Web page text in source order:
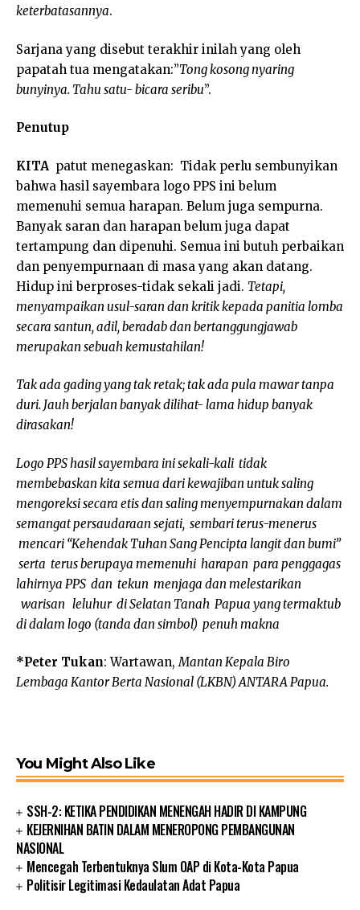
keterbatasannya.
Sarjana yang disebut terakhir inilah yang oleh
papatah tua mengatakan:”Tong kosong nyaring
bunyinya. Tahu satu- bicara seribu”.
Penutup
KITA patut menegaskan: Tidak perlu sembunyikan
bahwa hasil sayembara logo PPS ini belum
memenuhi semua harapan. Belum juga sempurna.
Banyak saran dan harapan belum juga dapat
tertampung dan dipenuhi. Semua ini butuh perbaikan
dan penyempurnaan di masa yang akan datang.
Hidup ini berproses-tidak sekali jadi. Tetapi,
menyampaikan usul-saran dan kritik kepada panitia lomba
secara santun, adil, beradab dan bertanggungjawab
merupakan sebuah kemustahilan!
Tak ada gading yang tak retak; tak ada pula mawar tanpa
duri. Jauh berjalan banyak dilihat- lama hidup banyak
dirasakan!
Logo PPS hasil sayembara ini sekali-kali tidak
membebaskan kita semua dari kewajiban untuk saling
mengoreksi secara etis dan saling menyempurnakan dalam
semangat persaudaraan sejati, sembari terus-menerus
mencari “Kehendak Tuhan Sang Pencipta langit dan bumi”
serta terus berupaya memenuhi harapan para penggagas
lahirnya PPS dan tekun menjaga dan melestarikan
warisan leluhur di Selatan Tanah Papua yang termaktub
di dalam logo (tanda dan simbol) penuh makna
*Peter Tukan: Wartawan,Mantan Kepala Biro
Lembaga Kantor Berta Nasional (LKBN) ANTARA Papua.
You Might Also Like
SSH-2: KETIKA PENDIDIKAN MENENGAH HADIR DI KAMPUNG
KEJERNIHAN BATIN DALAM MENEROPONG PEMBANGUNAN
NASIONAL
Mencegah Terbentuknya Slum OAP di Kota-Kota Papua
Politisir Legitimasi Kedaulatan Adat Papua